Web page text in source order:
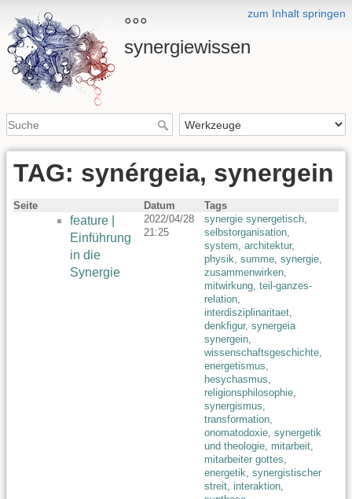
zum Inhalt springen
°°°
synergiewissen
TAG: synérgeia, synergein
Seite Datum Tags
feature |
Einführung
in die
Synergie
2022/04/28
21:25
synergie synergetisch,
selbstorganisation,
system, architektur,
physik, summe, synergie,
zusammenwirken,
mitwirkung, teil-ganzes-
relation,
interdisziplinaritaet,
denkfigur, synergeia
synergein,
wissenschaftsgeschichte,
energetismus,
hesychasmus,
religionsphilosophie,
synergismus,
transformation,
onomatodoxie, synergetik
und theologie, mitarbeit,
mitarbeiter gottes,
energetik, synergistischer
streit, interaktion,